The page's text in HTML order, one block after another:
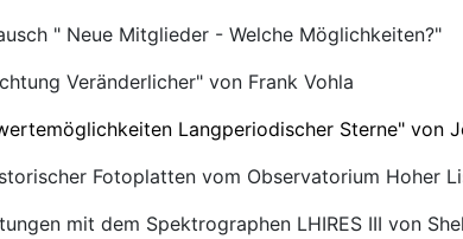
" Neue Mitglieder - Welche Möglichkeiten?"
Veränderlicher" von Frank Vohla
Langperiodischer Sterne" von
Fotoplatten vom Observatorium Hoher
mit dem Spektrographen LHIRES III von